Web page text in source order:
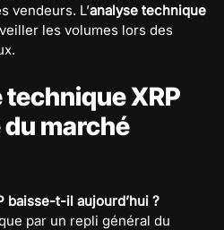
vendeurs. L’analyse technique
les volumes lors des
technique XRP
marché
baisse-t-il aujourd’hui ?
par un repli général du